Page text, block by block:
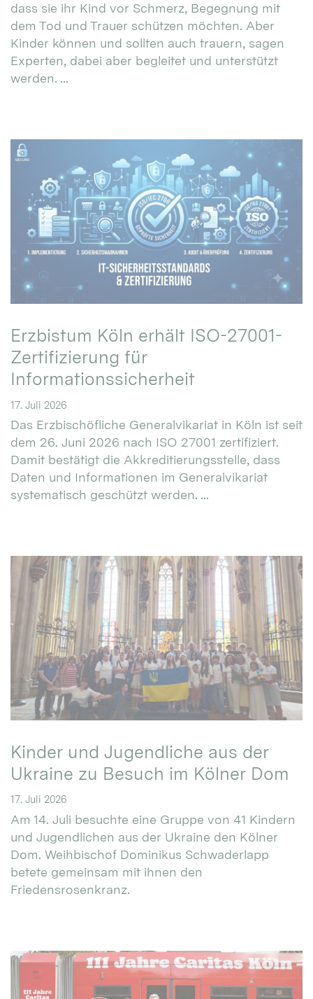
dass sie ihr Kind vor Schmerz, Begegnung mit
dem Tod und Trauer schützen möchten. Aber
Kinder können und sollten auch trauern, sagen
Experten, dabei aber begleitet und unterstützt
werden. ...
Erzbistum Köln erhält ISO-27001-
Zertifizierung für
Informationssicherheit
17. Juli 2026
Das Erzbischöfliche Generalvikariat in Köln ist seit
dem 26. Juni 2026 nach ISO 27001 zertifiziert.
Damit bestätigt die Akkreditierungsstelle, dass
Daten und Informationen im Generalvikariat
systematisch geschützt werden. ...
Kinder und Jugendliche aus der
Ukraine zu Besuch im Kölner Dom
17. Juli 2026
Am 14. Juli besuchte eine Gruppe von 41 Kindern
und Jugendlichen aus der Ukraine den Kölner
Dom. Weihbischof Dominikus Schwaderlapp
betete gemeinsam mit ihnen den
Friedensrosenkranz.